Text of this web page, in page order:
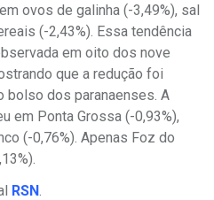
ovos de galinha (-3,49%), sal
(-2,43%). Essa tendência
em oito dos nove
que a redução foi
bolso dos paranaenses. A
em Ponta Grossa (-0,93%),
(-0,76%). Apenas Foz do
RSN.